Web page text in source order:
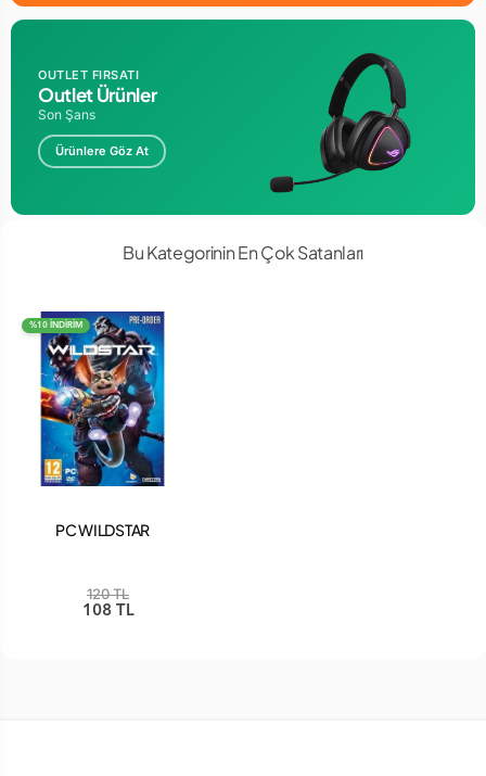
OUTLET FIRSATI
Outlet Ürünler
Son Şans
Ürünlere Göz At
Bu Kategorinin En Çok Satanları
%10 İNDİRİM
PC WILDSTAR
120 TL
108 TL